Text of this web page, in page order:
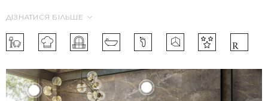
ДІЗНАТИСЯ БІЛЬШЕ